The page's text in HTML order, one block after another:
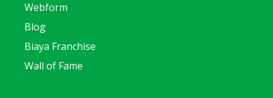
Webform
Blog
Biaya Franchise
Wall of Fame